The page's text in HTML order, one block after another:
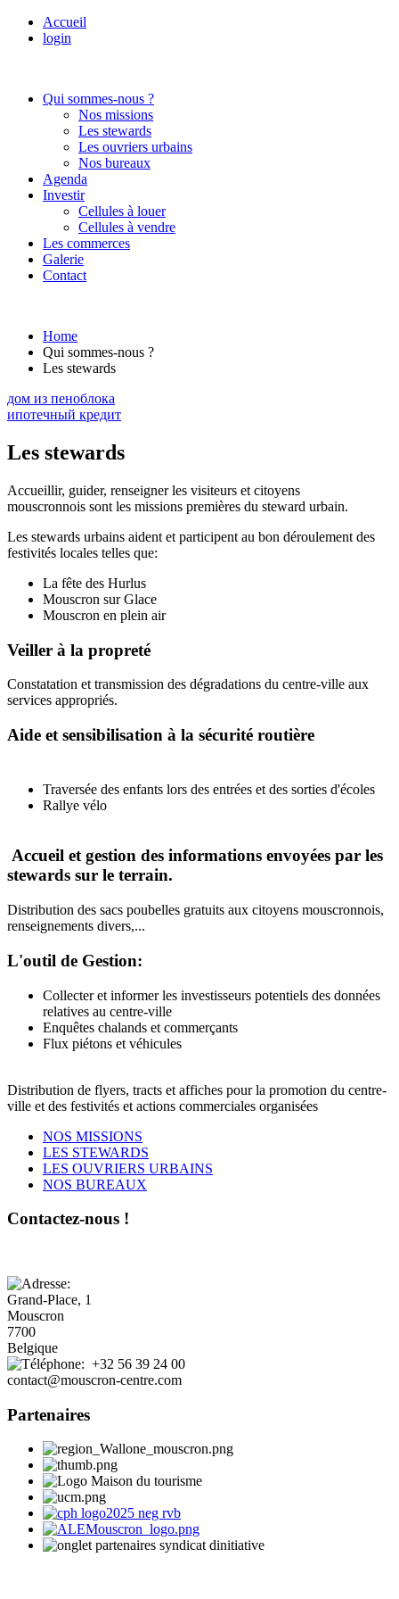
Accueil
login
Qui sommes-nous ?
Nos missions
Les stewards
Les ouvriers urbains
Nos bureaux
Agenda
Investir
Cellules à louer
Cellules à vendre
Les commerces
Galerie
Contact
Home
Qui sommes-nous ?
Les stewards
дом из пеноблока
ипотечный кредит
Les stewards
Accueillir, guider, renseigner les visiteurs et citoyens
mouscronnois sont les missions premières du steward urbain.
Les stewards urbains aident et participent au bon déroulement des
festivités locales telles que:
La fête des Hurlus
Mouscron sur Glace
Mouscron en plein air
Veiller à la propreté
Constatation et transmission des dégradations du centre-ville aux
services appropriés.
Aide et sensibilisation à la sécurité routière
Traversée des enfants lors des entrées et des sorties d'écoles
Rallye vélo
Accueil et gestion des informations envoyées par les
stewards sur le terrain.
Distribution des sacs poubelles gratuits aux citoyens mouscronnois,
renseignements divers,...
L'outil de Gestion:
Collecter et informer les investisseurs potentiels des données
relatives au centre-ville
Enquêtes chalands et commerçants
Flux piétons et véhicules
Distribution de flyers, tracts et affiches pour la promotion du centre-
ville et des festivités et actions commerciales organisées
NOS MISSIONS
LES STEWARDS
LES OUVRIERS URBAINS
NOS BUREAUX
Contactez-nous !
Grand-Place, 1
Mouscron
7700
Belgique
+32 56 39 24 00
contact@mouscron-centre.com
Partenaires